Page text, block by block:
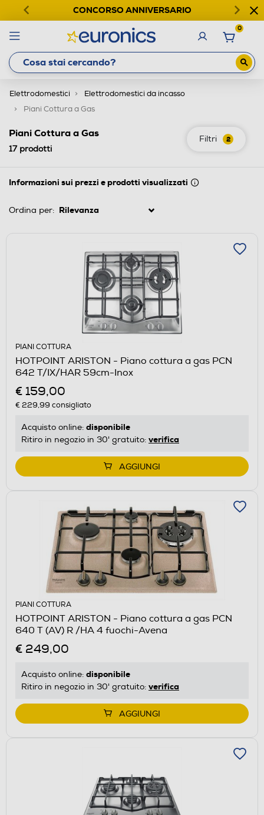
CONCORSO ANNIVERSARIO
0
Elettrodomestici
Elettrodomestici da incasso
Piani Cottura a Gas
Filtri 2
Piani Cottura a Gas
17prodotti
Informazioni sui prezzi e prodotti visualizzati
Ordina per:
PIANI COTTURA
HOTPOINT ARISTON - Piano cottura a gas PCN
642 T/IX/HAR 59cm-Inox
€ 159,00
€ 229,99 consigliato
Acquisto online: disponibile
Ritiro in negozio in 30' gratuito: verifica
AGGIUNGI
PIANI COTTURA
HOTPOINT ARISTON - Piano cottura a gas PCN
640 T (AV) R /HA 4 fuochi-Avena
€ 249,00
Acquisto online: disponibile
Ritiro in negozio in 30' gratuito: verifica
AGGIUNGI